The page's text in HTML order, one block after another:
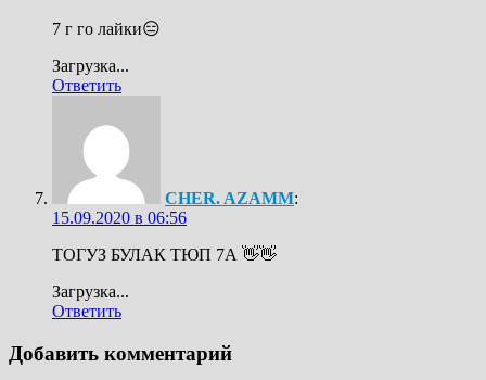
7 г го лайки😑
Загрузка...
Ответить
CHER. AZAMM:
15.09.2020 в 06:56
ТОГУЗ БУЛАК ТЮП 7А 👋👋
Загрузка...
Ответить
Добавить комментарий